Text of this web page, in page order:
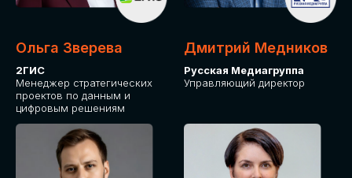
Ольга Зверева
2ГИС
Менеджер стратегических
проектов по данным и
цифровым решениям
Дмитрий Медников
Русская Медиагруппа
Управляющий директор